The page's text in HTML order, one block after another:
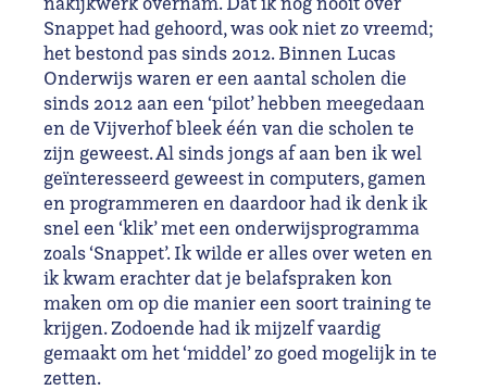
Snappet had gehoord, was ook niet zo vreemd;
het bestond pas sinds 2012. Binnen Lucas
Onderwijs waren er een aantal scholen die
sinds 2012 aan een ‘pilot’ hebben meegedaan
en de Vijverhof bleek één van die scholen te
zijn geweest. Al sinds jongs af aan ben ik wel
geïnteresseerd geweest in computers, gamen
en programmeren en daardoor had ik denk ik
snel een ‘klik’ met een onderwijsprogramma
zoals ‘Snappet’. Ik wilde er alles over weten en
ik kwam erachter dat je belafspraken kon
maken om op die manier een soort training te
krijgen. Zodoende had ik mijzelf vaardig
gemaakt om het ‘middel’ zo goed mogelijk in te
zetten.